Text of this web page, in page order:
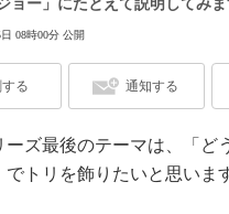
製品分解で探
光伝送技術を
“異端児エン
改革、執念の
ョー」にたとえて説明してみま
08時00分 公開
る 通知する
ズ最後のテーマは、「ど
でトリを飾りたいと思いま